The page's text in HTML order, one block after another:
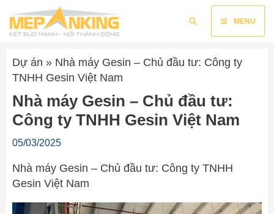
nội
Tìm
Main
MENU
Dự án » Nhà máy Gesin – Chủ đầu tư: Công ty
TNHH Gesin Việt Nam
Nhà máy Gesin – Chủ đầu tư:
Công ty TNHH Gesin Việt Nam
05/03/2025
Nhà máy Gesin – Chủ đầu tư: Công ty TNHH
Gesin Việt Nam